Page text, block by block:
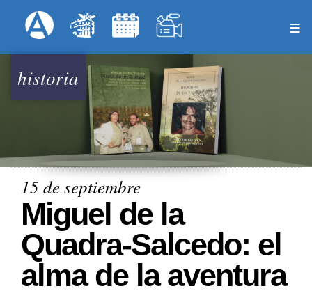
al
Menú Superior
historia
15 de septiembre
Miguel de la
Quadra-Salcedo: el
alma de la aventura